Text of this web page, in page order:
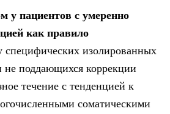
у пациентов с умеренно
как правило
изолированных
не поддающихся коррекции
течение с тенденцией к
соматическими